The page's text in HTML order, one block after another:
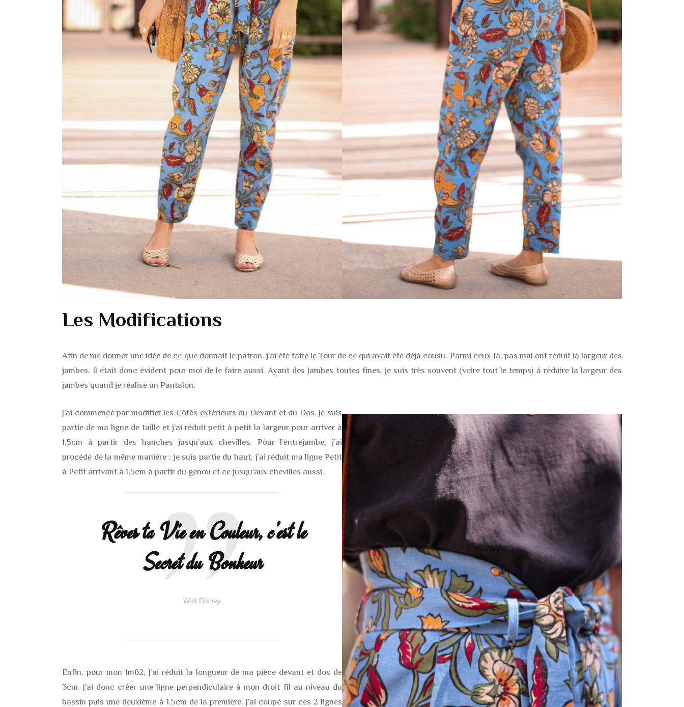
Les Modifications
Afin de me donner une idée de ce que donnait le patron, j’ai été faire le Tour de ce qui avait été déjà cousu. Parmi ceux-là, pas mal ont réduit la largeur des
jambes. Il était donc évident pour moi de le faire aussi. Ayant des Jambes toutes fines, je suis très souvent (voire tout le temps) à réduire la largeur des
jambes quand je réalise un Pantalon.
J’ai commencé par modifier les Côtés extérieurs du Devant et du Dos. Je suis
partie de ma ligne de taille et j’ai réduit petit à petit la largeur pour arriver à
1,5cm à partir des hanches jusqu’aux chevilles. Pour l’entrejambe, j’ai
procédé de la même manière : je suis partie du haut, j’ai réduit ma ligne Petit
à Petit arrivant à 1,5cm à partir du genou et ce jusqu’aux chevilles aussi.
Rêves ta Vie en Couleur, c’est le
Secret du Bonheur
Walt Disney
Enfin, pour mon 1m62, J’ai réduit la longueur de ma pièce devant et dos de
3cm. J’ai donc créer une ligne perpendiculaire à mon droit fil au niveau du
bassin puis une deuxième à 1,5cm de la première. J’ai coupé sur ces 2 lignes